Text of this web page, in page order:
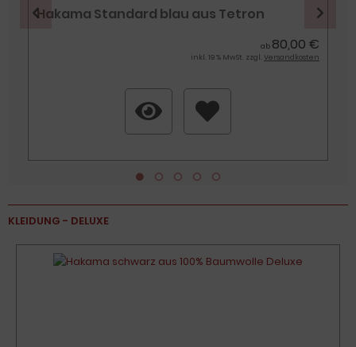
Hakama Standard blau aus Tetron
ab 80,00 €
inkl. 19 % MwSt. zzgl. Versandkosten
KLEIDUNG - DELUXE